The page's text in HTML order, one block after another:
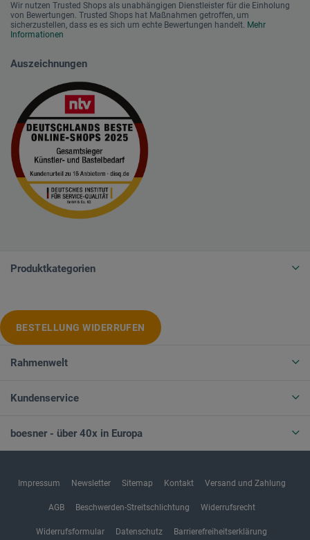
Wir nutzen Trusted Shops als unabhängigen Dienstleister für die Einholung
von Bewertungen. Trusted Shops hat Maßnahmen getroffen, um
sicherzustellen, dass es es sich um echte Bewertungen handelt. Mehr
Informationen
Auszeichnungen
Produktkategorien
BESTELLUNG WIDERRUFEN
Rahmenwelt
Kundenservice
boesner - über 40x in Europa
Impressum Newsletter Sitemap Kontakt Versand und Zahlung
AGB Beschwerden-Streitschlichtung Widerrufsrecht
Widerrufsformular Datenschutz Barrierefreiheitserklärung